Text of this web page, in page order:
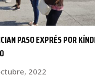
PÚBLICAS DE
SON ORIENTADAS…
2024